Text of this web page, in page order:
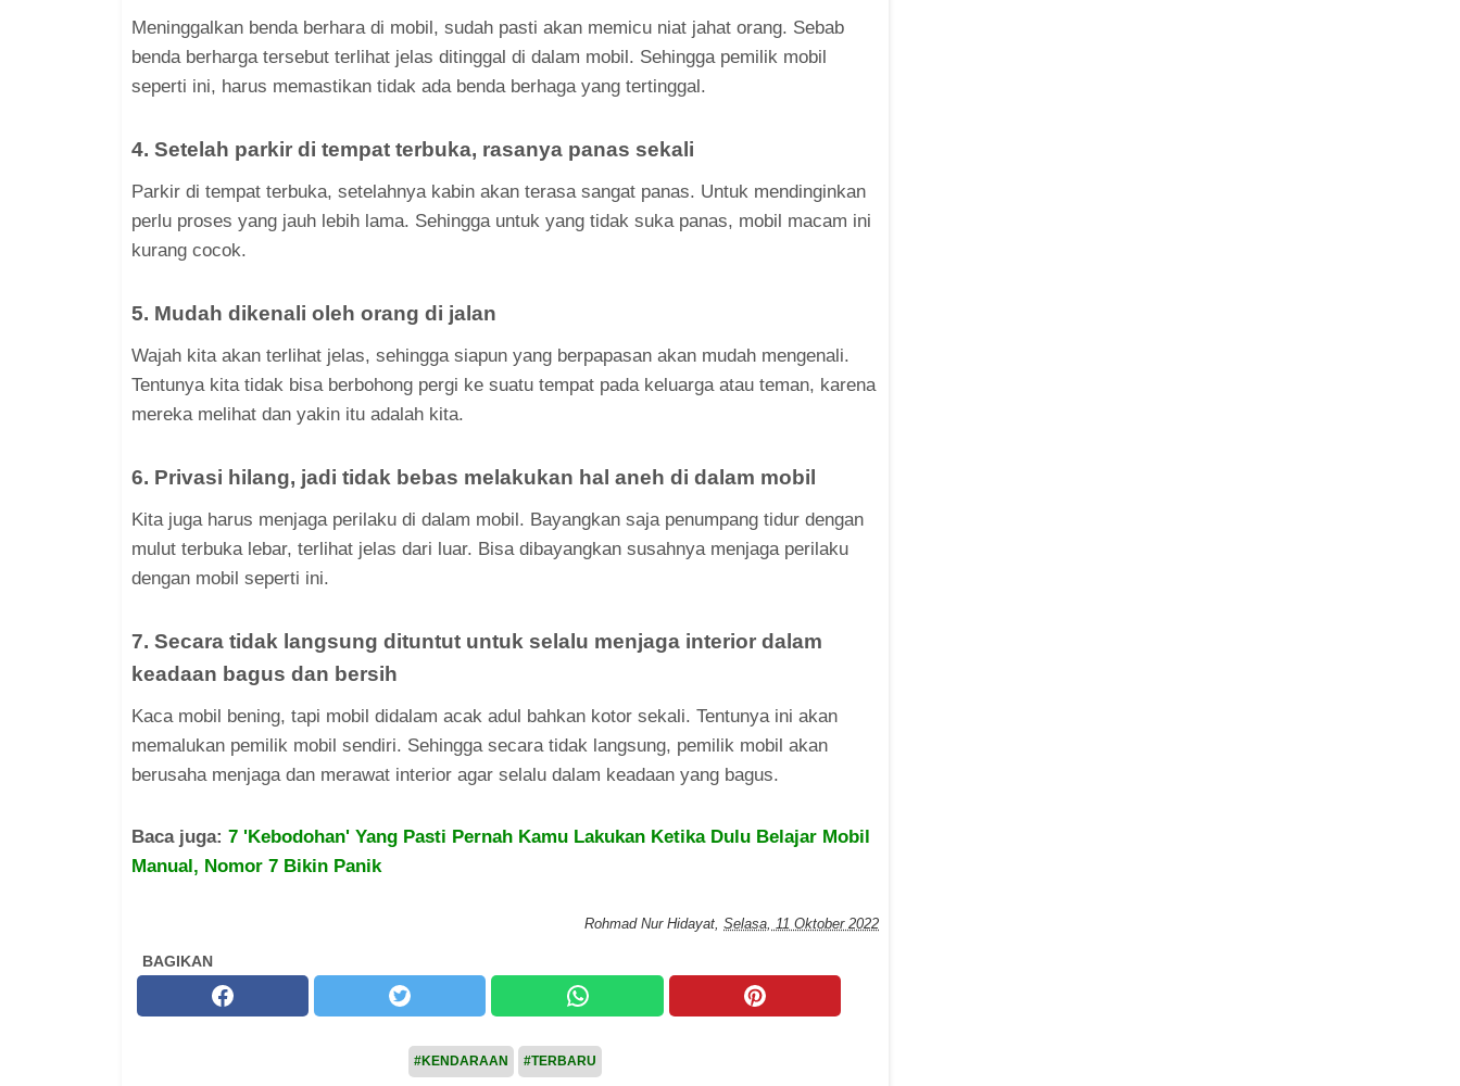
Meninggalkan benda berhara di mobil, sudah pasti akan memicu niat jahat orang. Sebab
benda berharga tersebut terlihat jelas ditinggal di dalam mobil. Sehingga pemilik mobil
seperti ini, harus memastikan tidak ada benda berhaga yang tertinggal.
4. Setelah parkir di tempat terbuka, rasanya panas sekali
Parkir di tempat terbuka, setelahnya kabin akan terasa sangat panas. Untuk mendinginkan
perlu proses yang jauh lebih lama. Sehingga untuk yang tidak suka panas, mobil macam ini
kurang cocok.
5. Mudah dikenali oleh orang di jalan
Wajah kita akan terlihat jelas, sehingga siapun yang berpapasan akan mudah mengenali.
Tentunya kita tidak bisa berbohong pergi ke suatu tempat pada keluarga atau teman, karena
mereka melihat dan yakin itu adalah kita.
6. Privasi hilang, jadi tidak bebas melakukan hal aneh di dalam mobil
Kita juga harus menjaga perilaku di dalam mobil. Bayangkan saja penumpang tidur dengan
mulut terbuka lebar, terlihat jelas dari luar. Bisa dibayangkan susahnya menjaga perilaku
dengan mobil seperti ini.
7. Secara tidak langsung dituntut untuk selalu menjaga interior dalam
keadaan bagus dan bersih
Kaca mobil bening, tapi mobil didalam acak adul bahkan kotor sekali. Tentunya ini akan
memalukan pemilik mobil sendiri. Sehingga secara tidak langsung, pemilik mobil akan
berusaha menjaga dan merawat interior agar selalu dalam keadaan yang bagus.
Baca juga: 7 'Kebodohan' Yang Pasti Pernah Kamu Lakukan Ketika Dulu Belajar Mobil
Manual, Nomor 7 Bikin Panik
Rohmad Nur Hidayat, Selasa, 11 Oktober 2022
BAGIKAN
#KENDARAAN #TERBARU